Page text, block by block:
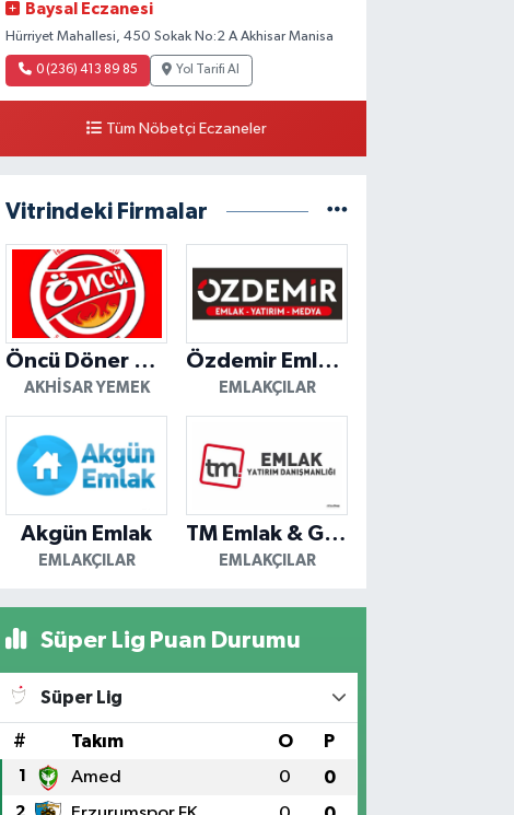
Baysal Eczanesi
Hürriyet Mahallesi, 450 Sokak No:2 A Akhisar Manisa
0 (236) 413 89 85 Yol Tarifi Al
Tüm Nöbetçi Eczaneler
Vitrindeki Firmalar
Öncü Döner Akhisar
AKHISAR YEMEK
Özdemir Emlak Yatırım
EMLAKÇILAR
Akgün Emlak
EMLAKÇILAR
TM Emlak & Gayrimenkul
EMLAKÇILAR
Süper Lig Puan Durumu
Süper Lig
# Takım O P
1 Amed 0 0